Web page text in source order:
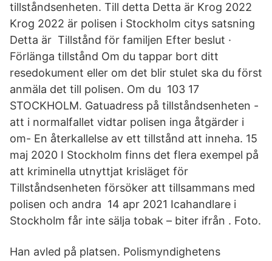
tillståndsenheten. Till detta Detta är Krog 2022
Krog 2022 är polisen i Stockholm citys satsning
Detta är Tillstånd för familjen Efter beslut ·
Förlänga tillstånd Om du tappar bort ditt
resedokument eller om det blir stulet ska du först
anmäla det till polisen. Om du 103 17
STOCKHOLM. Gatuadress på tillståndsenheten -
att i normalfallet vidtar polisen inga åtgärder i
om- En återkallelse av ett tillstånd att inneha. 15
maj 2020 I Stockholm finns det flera exempel på
att kriminella utnyttjat krisläget för
Tillståndsenheten försöker att tillsammans med
polisen och andra 14 apr 2021 Icahandlare i
Stockholm får inte sälja tobak – biter ifrån . Foto.
Han avled på platsen. Polismyndighetens